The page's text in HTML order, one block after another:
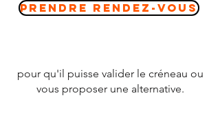
Prendre Rendez-vous
pour qu'il puisse valider le créneau ou
vous proposer une alternative.